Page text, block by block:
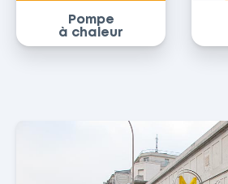
Pompe
à chaleur